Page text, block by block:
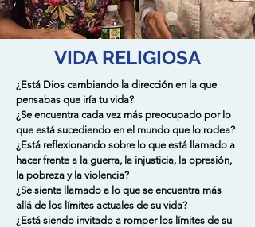
VIDA RELIGIOSA
¿Está Dios cambiando la dirección en la que
pensabas que iría tu vida?
¿Se encuentra cada vez más preocupado por lo
que está sucediendo en el mundo que lo rodea?
¿Está reflexionando sobre lo que está llamado a
hacer frente a la guerra, la injusticia, la opresión,
la pobreza y la violencia?
¿Se siente llamado a lo que se encuentra más
allá de los límites actuales de su vida?
¿Está siendo invitado a romper los límites de su